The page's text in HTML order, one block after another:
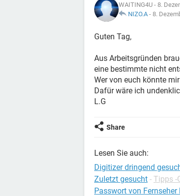
WAITING4U - 8.
NIZO.A- 8.
Guten Tag,
Aus Arbeitsgründen
eine bestimmte nicht
Wer von euch könnte
Dafür wäre ich
L.G
Share
Lesen Sie auch:
Digitizer dringend
Zuletzt gesucht - Tipps -
Passwort von